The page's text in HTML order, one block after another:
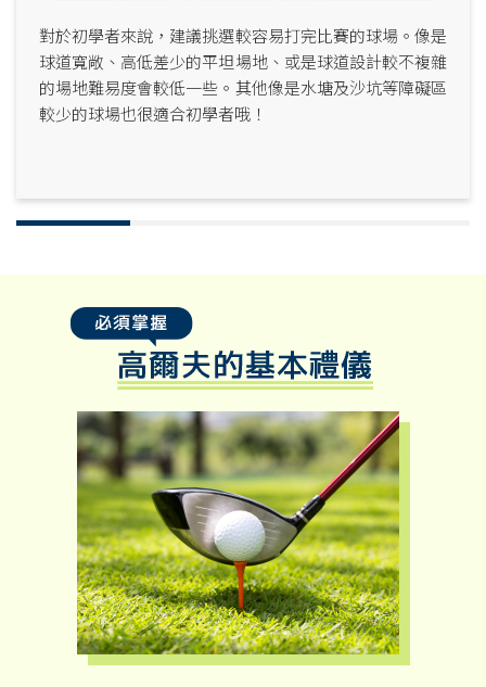
對於初學者來說，建議挑選較容易打完比賽的球場。像是
球道寬敞、高低差少的平坦場地、或是球道設計較不複雜
的場地難易度會較低一些。其他像是水塘及沙坑等障礙區
較少的球場也很適合初學者哦！